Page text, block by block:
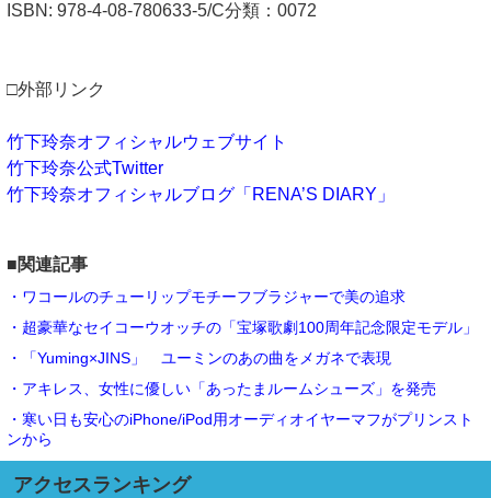
ISBN: 978-4-08-780633-5/C分類：0072
□外部リンク
竹下玲奈オフィシャルウェブサイト
竹下玲奈公式Twitter
竹下玲奈オフィシャルブログ「RENA’S DIARY」
■関連記事
・ワコールのチューリップモチーフブラジャーで美の追求
・超豪華なセイコーウオッチの「宝塚歌劇100周年記念限定モデル」
・「Yuming×JINS」 ユーミンのあの曲をメガネで表現
・アキレス、女性に優しい「あったまルームシューズ」を発売
・寒い日も安心のiPhone/iPod用オーディオイヤーマフがプリンスト
ンから
アクセスランキング